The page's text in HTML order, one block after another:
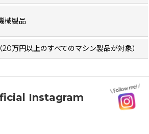
械製品
万円以上のすべてのマシン製品が対象）
Instagram